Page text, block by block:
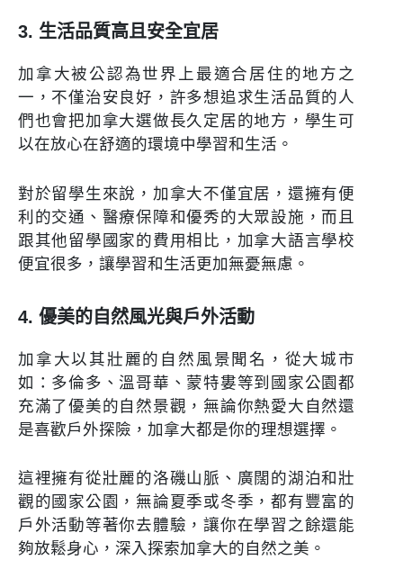
3. 生活品質高且安全宜居
加拿大被公認為世界上最適合居住的地方之
一，不僅治安良好，許多想追求生活品質的人
們也會把加拿大選做長久定居的地方，學生可
以在放心在舒適的環境中學習和生活。
對於留學生來說，加拿大不僅宜居，還擁有便
利的交通、醫療保障和優秀的大眾設施，而且
跟其他留學國家的費用相比，加拿大語言學校
便宜很多，讓學習和生活更加無憂無慮。
4. 優美的自然風光與戶外活動
加拿大以其壯麗的自然風景聞名，從大城市
如：多倫多、溫哥華、蒙特婁等到國家公園都
充滿了優美的自然景觀，無論你熱愛大自然還
是喜歡戶外探險，加拿大都是你的理想選擇。
這裡擁有從壯麗的洛磯山脈、廣闊的湖泊和壯
觀的國家公園，無論夏季或冬季，都有豐富的
戶外活動等著你去體驗，讓你在學習之餘還能
夠放鬆身心，深入探索加拿大的自然之美。